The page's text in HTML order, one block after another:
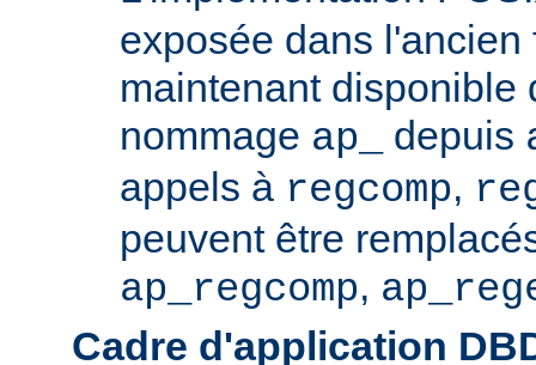
exposée dans
maintenant disponible
nommage ap_ depuis
appels à regcomp,
peuvent être
ap_regcomp,
Cadre d'application